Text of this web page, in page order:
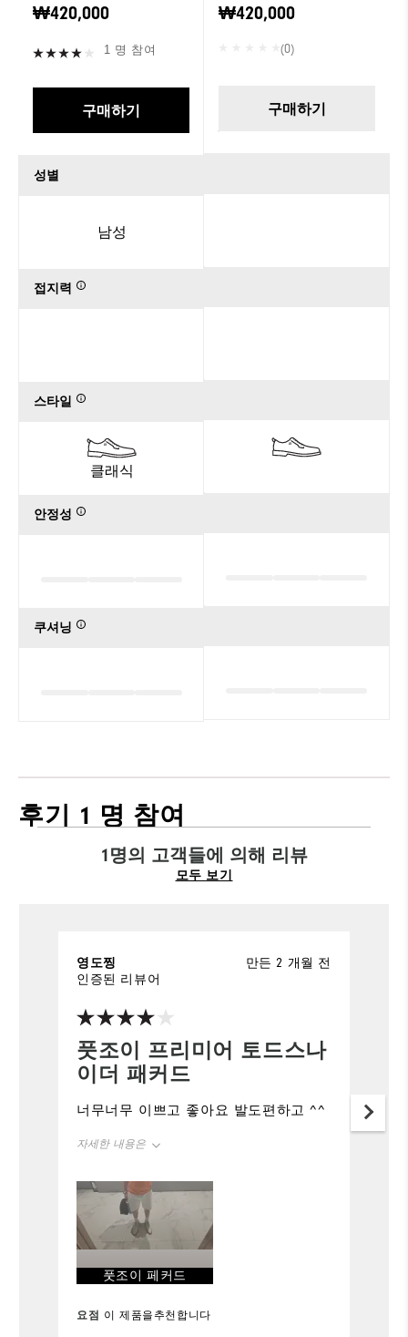
시리즈 - 패커드 햄
₩420,000
1 명 참여
구매하기
성별
남성
접지력
스타일
클래식
안정성
쿠셔닝
₩420,000
(0)
구매하기
후기 1 명 참여
1명의 고객들에 의해 리뷰
모두 보기
풋조이 프리미어 토드스나
이더 패커드
만든 2 개월 전
영도찡
인증된 리뷰어
너무너무 이쁘고 좋아요 발도편하고 ^^
자세한 내용은
핏 정사이즈 핏
사이즈 정사이즈
보통
풋조이 페커드
요점 이 제품을추천합니다